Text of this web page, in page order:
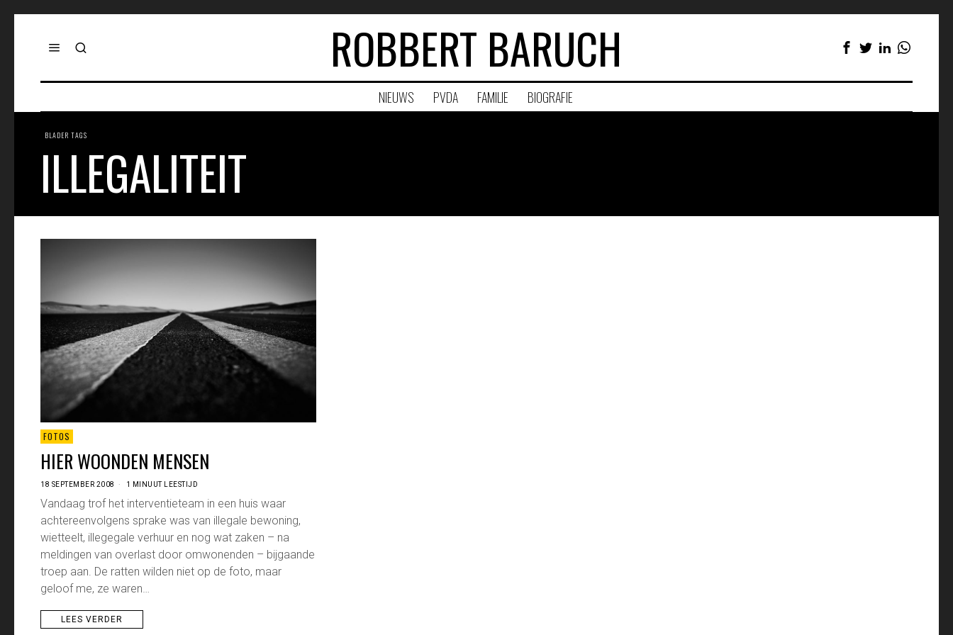
ROBBERT BARUCH
NIEUWS PVDA FAMILIE BIOGRAFIE
BLADER TAGS
ILLEGALITEIT
FOTOS
HIER WOONDEN MENSEN
18 SEPTEMBER 2008 1 MINUUT LEESTIJD
Vandaag trof het interventieteam in een huis waar
achtereenvolgens sprake was van illegale bewoning,
wietteelt, illegegale verhuur en nog wat zaken – na
meldingen van overlast door omwonenden – bijgaande
troep aan. De ratten wilden niet op de foto, maar
geloof me, ze waren…
LEES VERDER